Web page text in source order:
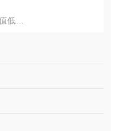
低
胞培养上清液、尿液、
、小鼠、兔、猪、犬、
成素、动脉粥样硬化因
白酶、脂肪因子等。